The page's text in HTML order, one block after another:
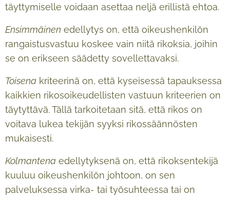
täyttymiselle voidaan asettaa neljä erillistä ehtoa.
Ensimmäinen edellytys on, että oikeushenkilön
rangaistusvastuu koskee vain niitä rikoksia, joihin
se on erikseen säädetty sovellettavaksi.
Toisena kriteerinä on, että kyseisessä tapauksessa
kaikkien rikosoikeudellisten vastuun kriteerien on
täytyttävä. Tällä tarkoitetaan sitä, että rikos on
voitava lukea tekijän syyksi rikossäännösten
mukaisesti.
Kolmantena edellytyksenä on, että rikoksentekijä
kuuluu oikeushenkilön johtoon, on sen
palveluksessa virka- tai työsuhteessa tai on